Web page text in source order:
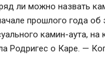
ли можно назвать
прошлого года об
камин-аута, на
Родригес о Каре. —